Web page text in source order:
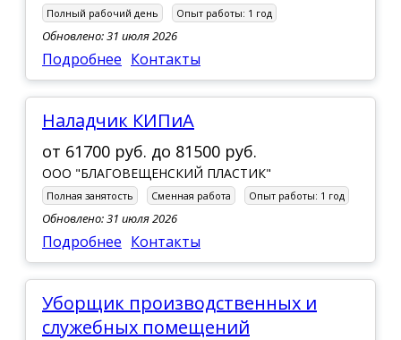
Полный рабочий день Опыт работы: 1 год
Обновлено: 31 июля 2026
Подробнее Контакты
Наладчик КИПиА
от 61700 руб. до 81500 руб.
ООО "БЛАГОВЕЩЕНСКИЙ ПЛАСТИК"
Полная занятость Сменная работа Опыт работы: 1 год
Обновлено: 31 июля 2026
Подробнее Контакты
Уборщик производственных и
служебных помещений